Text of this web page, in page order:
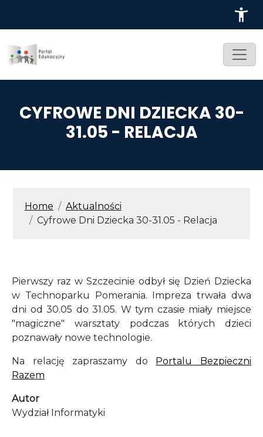
CYFROWE DNI DZIECKA 30-
31.05 - RELACJA
ŚCIEŻKA NAWIGACYJNA
Home
Aktualności
Cyfrowe Dni Dziecka 30-31.05 - Relacja
Pierwszy raz w Szczecinie odbył się Dzień Dziecka
w Technoparku Pomerania. Impreza trwała dwa
dni od 30.05 do 31.05. W tym czasie miały miejsce
"magiczne" warsztaty podczas których dzieci
poznawały nowe technologie.
Na relację zapraszamy do Portalu Bezpieczni
Razem
Autor
Wydział Informatyki